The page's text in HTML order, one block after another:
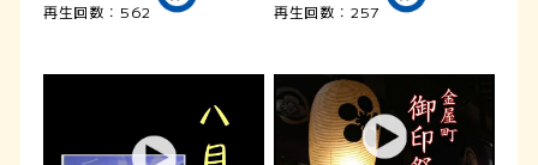
再生回数：562 再生回数：257